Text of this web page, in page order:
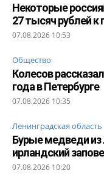
Некоторые
27 тысяч рублей к
07.08.2026 10:53
Общество
Колесов
года в Петербурге
07.08.2026 10:35
Ленинградская область
Бурые медведи из
ирландский
07.08.2026 10:20